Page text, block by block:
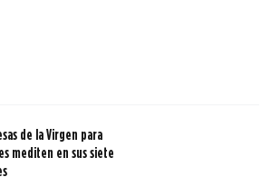
de la Virgen para
mediten en sus siete